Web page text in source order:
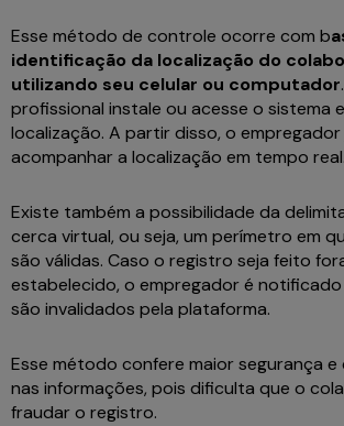
Esse método de controle ocorre com b
identificação da localização do
utilizando seu celular ou computador
profissional instale ou acesse o sistema
localização. A partir disso, o
acompanhar a localização em tempo real.
Existe também a possibilidade da
cerca virtual, ou seja, um perímetro em
são válidas. Caso o registro seja feito
estabelecido, o empregador é
são invalidados pela plataforma.
Esse método confere maior segurança
nas informações, pois dificulta que o
fraudar o registro.